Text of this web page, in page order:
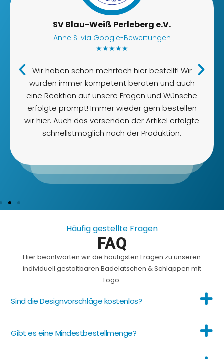
SV Blau-Weiß Perleberg e.V.
Anne S. via Google-Bewertungen
★★★★★
Wir haben schon mehrfach hier bestellt! Wir
wurden immer kompetent beraten und auch
eine Reaktion auf unsere Fragen und Wünsche
erfolgte prompt! Immer wieder gern bestellen
wir hier. Auch das versenden der Artikel erfolgte
schnellstmöglich nach der Produktion.
Häufig gestellte Fragen
FAQ
Hier beantworten wir die häufigsten Fragen zu unseren
individuell gestaltbaren Badelatschen & Schlappen mit
Logo.
Sind die Designvorschläge kostenlos?
Gibt es eine Mindestbestellmenge?